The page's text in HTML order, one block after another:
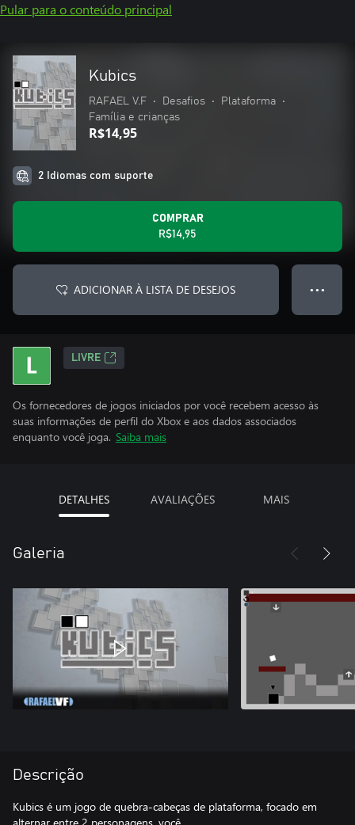
Pular para o conteúdo principal
Kubics
RAFAEL V.F • Desafios • Plataforma
•
Família e crianças
R$14,95
2 Idiomas com suporte
COMPRAR
R$14,95
ADICIONAR À LISTA DE DESEJOS ● ● ●
LIVRE
Os fornecedores de jogos iniciados por você recebem acesso às
suas informações de perfil do Xbox e aos dados associados
enquanto você joga. Saiba mais
DETALHES AVALIAÇÕES MAIS
Galeria
Descrição
Kubics é um jogo de quebra-cabeças de plataforma, focado em